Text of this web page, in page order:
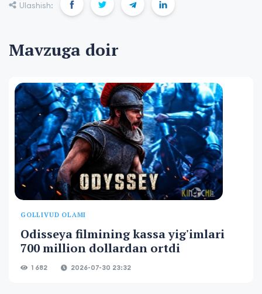
Ulashish:
Mavzuga doir
GOLLIVUD OLAMI
Odisseya filmining kassa yig'imlari
700 million dollardan ortdi
1 682 2026-07-30 23:32